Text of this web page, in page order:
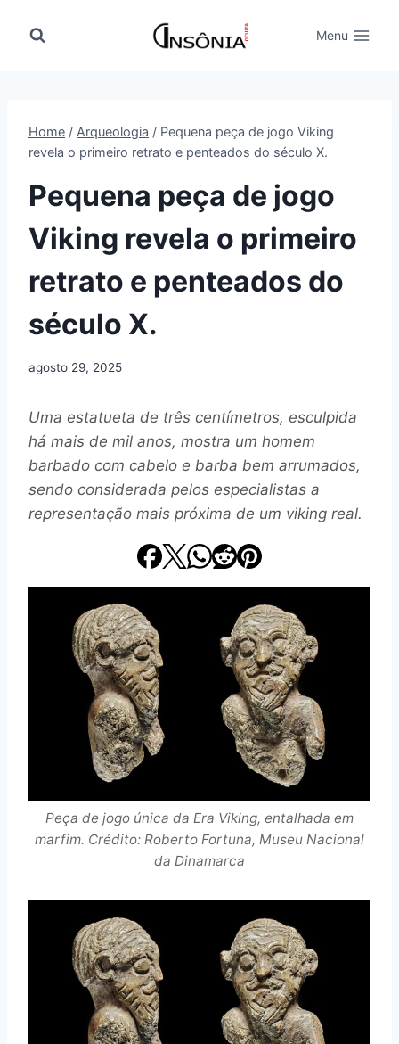
para
Menu
Home / Arqueologia / Pequena peça de jogo Viking
revela o primeiro retrato e penteados do século X.
Pequena peça de jogo
Viking revela o primeiro
retrato e penteados do
século X.
agosto 29, 2025
Uma estatueta de três centímetros, esculpida
há mais de mil anos, mostra um homem
barbado com cabelo e barba bem arrumados,
sendo considerada pelos especialistas a
representação mais próxima de um viking real.
Peça de jogo única da Era Viking, entalhada em
marfim. Crédito: Roberto Fortuna, Museu Nacional
da Dinamarca